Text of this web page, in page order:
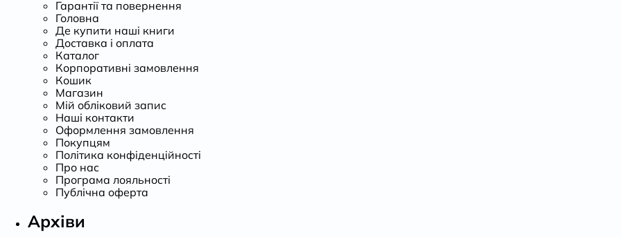
Гарантії та повернення
Головна
Де купити наші книги
Доставка і оплата
Каталог
Корпоративні замовлення
Кошик
Магазин
Мій обліковий запис
Наші контакти
Оформлення замовлення
Покупцям
Політика конфіденційності
Про нас
Програма лояльності
Публічна оферта
Архіви